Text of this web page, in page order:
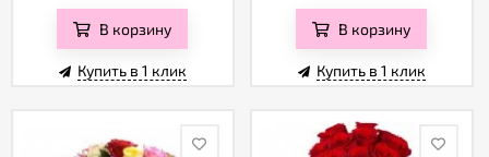
В корзину
Купить в 1 клик
В корзину
Купить в 1 клик